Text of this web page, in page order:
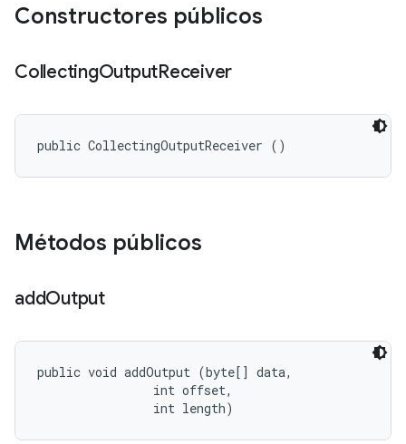
Constructores públicos
CollectingOutputReceiver
public CollectingOutputReceiver ()
Métodos públicos
addOutput
public void addOutput (byte[] data,
                int offset,
                int length)